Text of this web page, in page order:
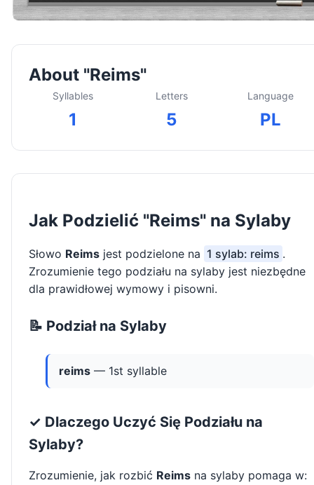
About "Reims"
Syllables
1
Letters
5
Language
PL
Jak Podzielić "Reims" na Sylaby
Słowo Reims jest podzielone na 1 sylab: reims .
Zrozumienie tego podziału na sylaby jest niezbędne
dla prawidłowej wymowy i pisowni.
📝 Podział na Sylaby
reims — 1st syllable
✓ Dlaczego Uczyć Się Podziału na
Sylaby?
Zrozumienie, jak rozbić Reims na sylaby pomaga w: